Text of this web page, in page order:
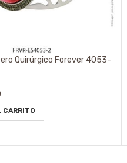
Quirúrgico Forever 4053-
CARRITO